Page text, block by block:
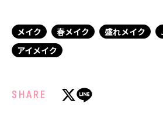
メイク 春メイク 盛れメイク
アイメイク
SHARE